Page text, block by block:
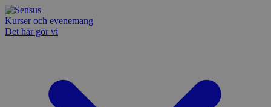
Kurser och evenemang
Det här gör vi